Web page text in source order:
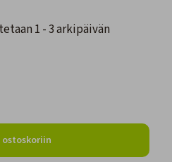
1 - 3 arkipäivän
ostoskoriin